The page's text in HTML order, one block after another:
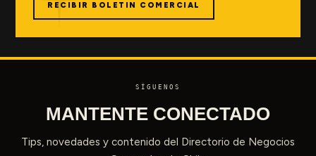
RECIBIR BOLETIN COMERCIAL
SÍGUENOS
MANTENTE CONECTADO
Tips, novedades y contenido del Directorio de Negocios